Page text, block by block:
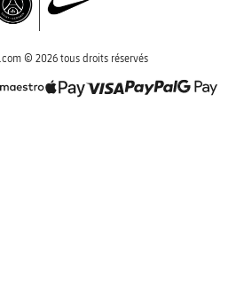
© 2026 tous droits réservés